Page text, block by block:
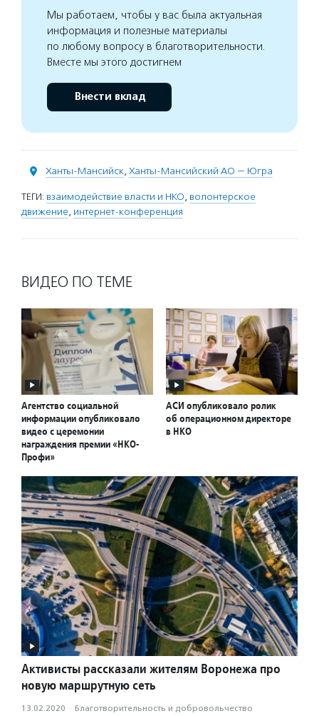
Мы работаем, чтобы у вас была актуальная
информация и полезные материалы
по любому вопросу в благотворительности.
Вместе мы этого достигнем
Внести вклад
Ханты-Мансийск, Ханты-Мансийский АО — Югра
ТЕГИ: взаимодействие власти и НКО, волонтерское
движение, интернет-конференция
ВИДЕО ПО ТЕМЕ
Агентство социальной
информации опубликовало
видео с церемонии
награждения премии «НКО-
Профи»
АСИ опубликовало ролик
об операционном директоре
в НКО
Активисты рассказали жителям Воронежа про
новую маршрутную сеть
13.02.2020 · Благотвори­тель­ность и доброволь­чест­во